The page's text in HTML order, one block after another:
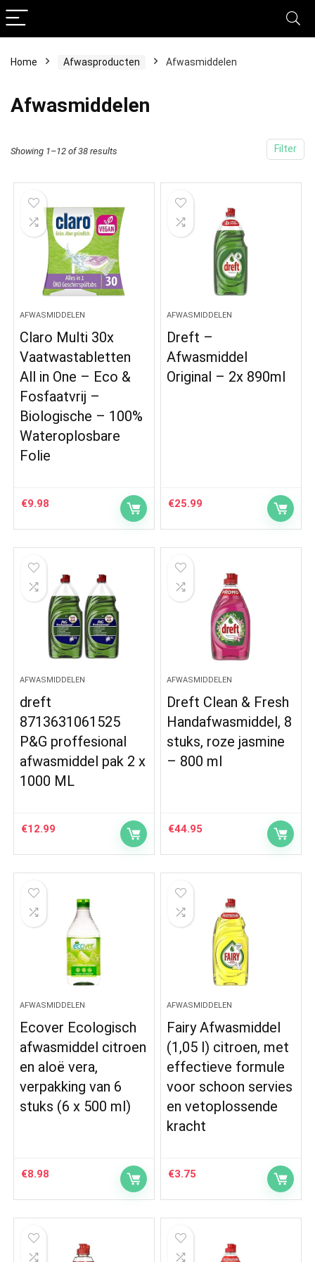
Home Afwasproducten Afwasmiddelen
Afwasmiddelen
Filter
Showing 1–12 of 38 results
AFWASMIDDELEN
Claro Multi 30x
Vaatwastabletten
All in One – Eco &
Fosfaatvrij –
Biologische – 100%
Wateroplosbare
Folie
€9.98
AFWASMIDDELEN
Dreft –
Afwasmiddel
Original – 2x 890ml
€25.99
AFWASMIDDELEN
dreft
8713631061525
P&G proffesional
afwasmiddel pak 2 x
1000 ML
€12.99
AFWASMIDDELEN
Dreft Clean & Fresh
Handafwasmiddel, 8
stuks, roze jasmine
– 800 ml
€44.95
AFWASMIDDELEN
Ecover Ecologisch
afwasmiddel citroen
en aloë vera,
verpakking van 6
stuks (6 x 500 ml)
€8.98
AFWASMIDDELEN
Fairy Afwasmiddel
(1,05 l) citroen, met
effectieve formule
voor schoon servies
en vetoplossende
kracht
€3.75